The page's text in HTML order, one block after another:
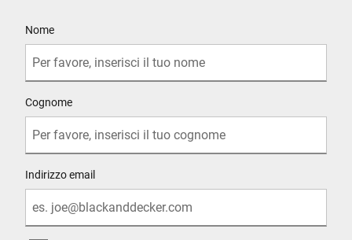
Nome
Cognome
Indirizzo email